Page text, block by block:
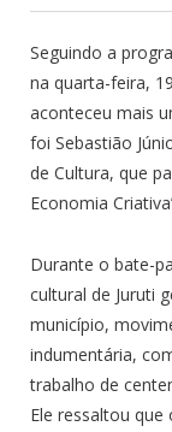
Seguindo a
na quarta-feira,
aconteceu mais
foi Sebastião
de Cultura, que
Economia
Durante o bate-
cultural de Juruti
município,
indumentária,
trabalho de
Ele ressaltou